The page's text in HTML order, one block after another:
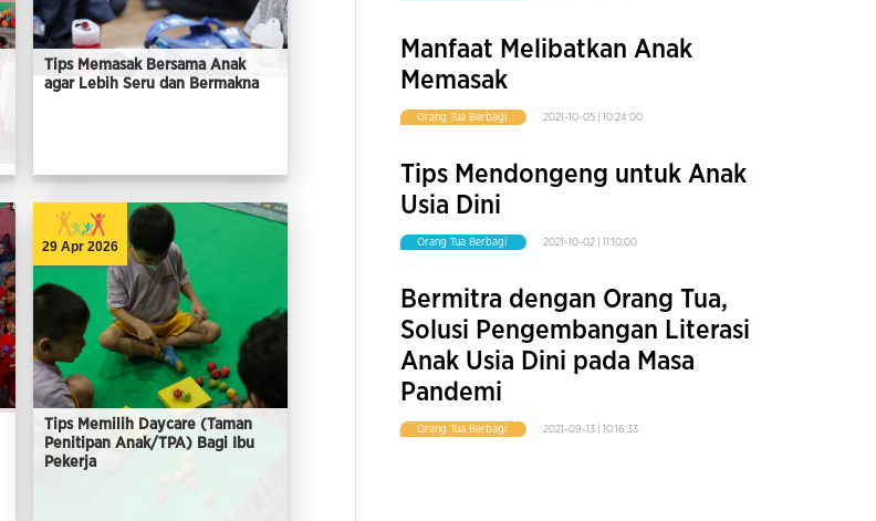
Tips Memasak Bersama Anak
agar Lebih Seru dan Bermakna
29 Apr 2026
Tips Memilih Daycare (Taman
Penitipan Anak/TPA) Bagi Ibu
Pekerja
Manfaat Melibatkan Anak
Memasak
Orang Tua Berbagi 2021-10-05 | 10:24:00
Tips Mendongeng untuk Anak
Usia Dini
Orang Tua Berbagi 2021-10-02 | 11:10:00
Bermitra dengan Orang Tua,
Solusi Pengembangan Literasi
Anak Usia Dini pada Masa
Pandemi
Orang Tua Berbagi 2021-09-13 | 10:16:33